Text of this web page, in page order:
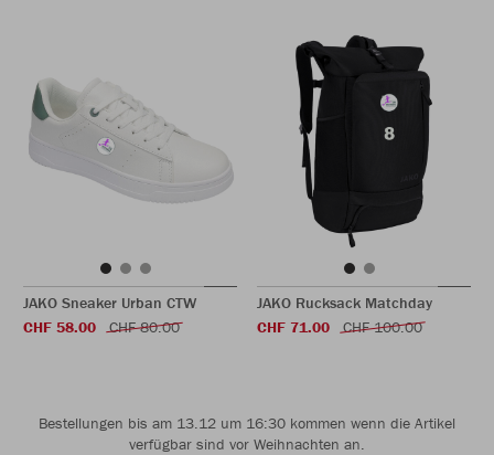
JAKO Sneaker Urban CTW
CHF 58.00
CHF 80.00
JAKO Rucksack Matchday
CHF 71.00
CHF 100.00
Bestellungen bis am 13.12 um 16:30 kommen wenn die Artikel
verfügbar sind vor Weihnachten an.